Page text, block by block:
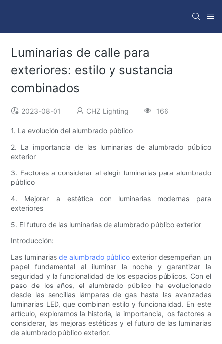
Luminarias de calle para
exteriores: estilo y sustancia
combinados
2023-08-01 CHZ Lighting 166
1. La evolución del alumbrado público
2. La importancia de las luminarias de alumbrado público
exterior
3. Factores a considerar al elegir luminarias para alumbrado
público
4. Mejorar la estética con luminarias modernas para
exteriores
5. El futuro de las luminarias de alumbrado público exterior
Introducción:
Las luminarias de alumbrado público exterior desempeñan un
papel fundamental al iluminar la noche y garantizar la
seguridad y la funcionalidad de los espacios públicos. Con el
paso de los años, el alumbrado público ha evolucionado
desde las sencillas lámparas de gas hasta las avanzadas
luminarias LED, que combinan estilo y funcionalidad. En este
artículo, exploramos la historia, la importancia, los factores a
considerar, las mejoras estéticas y el futuro de las luminarias
de alumbrado público exterior.